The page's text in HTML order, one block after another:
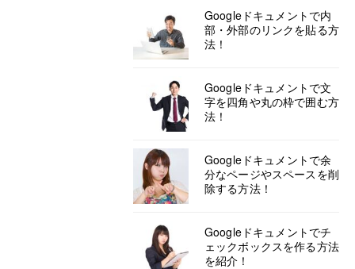
Googleドキュメントで内
部・外部のリンクを貼る方
法！
Googleドキュメントで文
字を四角や丸の枠で囲む方
法！
Googleドキュメントで余
分なページやスペースを削
除する方法！
Googleドキュメントでチ
ェックボックスを作る方法
を紹介！